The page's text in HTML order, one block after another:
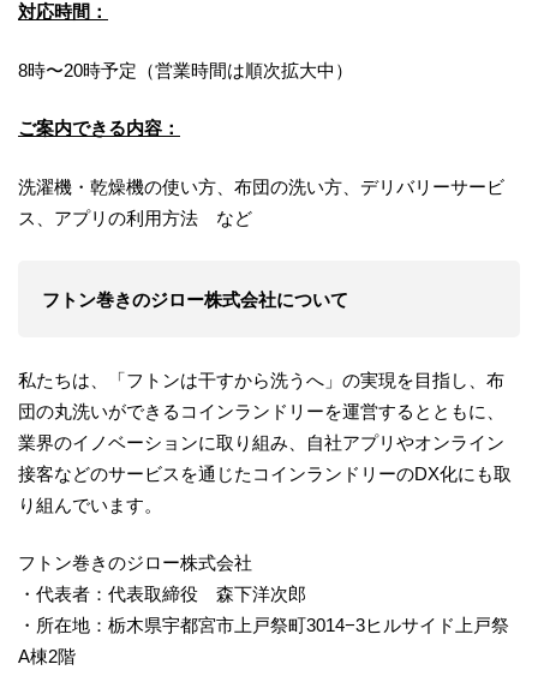
対応時間：
8時〜20時予定（営業時間は順次拡大中）
ご案内できる内容：
洗濯機・乾燥機の使い方、布団の洗い方、デリバリーサービ
ス、アプリの利用方法 など
フトン巻きのジロー株式会社について
私たちは、「フトンは干すから洗うへ」の実現を目指し、布
団の丸洗いができるコインランドリーを運営するとともに、
業界のイノベーションに取り組み、自社アプリやオンライン
接客などのサービスを通じたコインランドリーのDX化にも取
り組んでいます。
フトン巻きのジロー株式会社
・代表者：代表取締役 森下洋次郎
・所在地：栃木県宇都宮市上戸祭町3014−3ヒルサイド上戸祭
A棟2階